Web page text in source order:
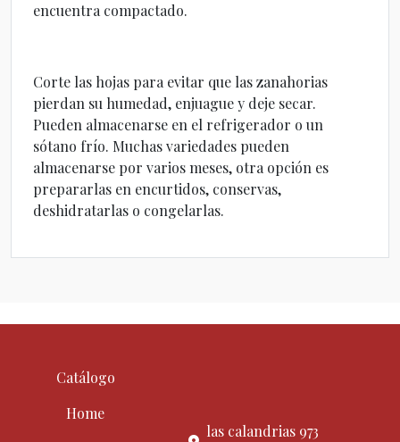
encuentra compactado.
Corte las hojas para evitar que las zanahorias
pierdan su humedad, enjuague y deje secar.
Pueden almacenarse en el refrigerador o un
sótano frío. Muchas variedades pueden
almacenarse por varios meses, otra opción es
prepararlas en encurtidos, conservas,
deshidratarlas o congelarlas.
Catálogo
Home
las calandrias 973